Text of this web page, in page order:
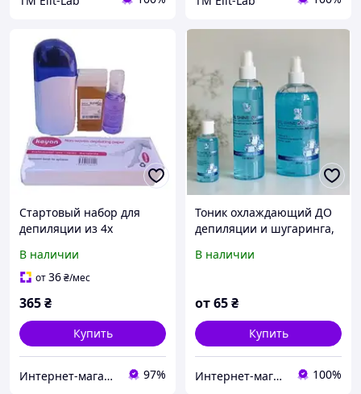
Стартовый набор для
депиляции из 4х
В наличии
от36₴/мес
365₴
Купить
Интернет-магазин "Топ Маркет2014" 97%
Тоник охлаждающий ДО
депиляции и шугаринга,
В наличии
от65₴
Купить
Интернет-магазин My Beauty Market 100%